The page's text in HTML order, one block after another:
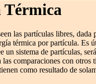
Térmica
las partículas libres, dada
térmica por partícula. Es
un sistema de partículas,
comparaciones con otros
como resultado de